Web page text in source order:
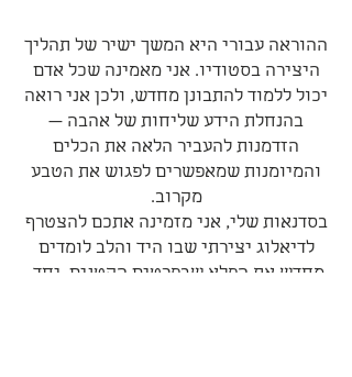
ההוראה עבורי היא המשך ישיר של תהליך
היצירה בסטודיו. אני מאמינה שכל אדם
יכול ללמוד להתבונן מחדש, ולכן אני רואה
בהנחלת הידע שליחות של אהבה —
הזדמנות להעביר הלאה את הכלים
והמיומנות שמאפשרים לפגוש את הטבע
מקרוב.
בסדנאות שלי, אני מזמינה אתכם להצטרף
לדיאלוג יצירתי שבו היד והלב לומדים
מחדש את הפלא שבפרטים הקטנים. יחד,